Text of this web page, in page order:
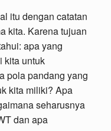
itu dengan catatan
kita. Karena tujuan
apa yang
kita untuk
pola pandang yang
kita miliki? Apa
seharusnya
dan apa